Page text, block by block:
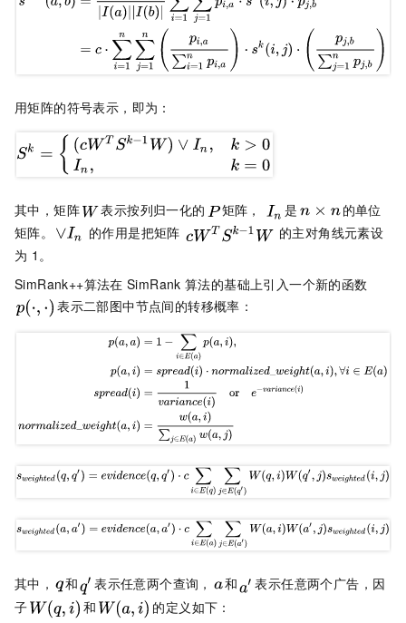
用矩阵的符号表示，即为：
其中，矩阵 表示按列归一化的 矩阵， 是
的单位
矩阵。
的作用是把矩阵
的主对角线元素设
为 1。
SimRank++算法在 SimRank 算法的基础上引入一个新的函数
表示二部图中节点间的转移概率：
其中， 和 表示任意两个查询， 和
表示任意两个广告，因
子
和 的定义如下：